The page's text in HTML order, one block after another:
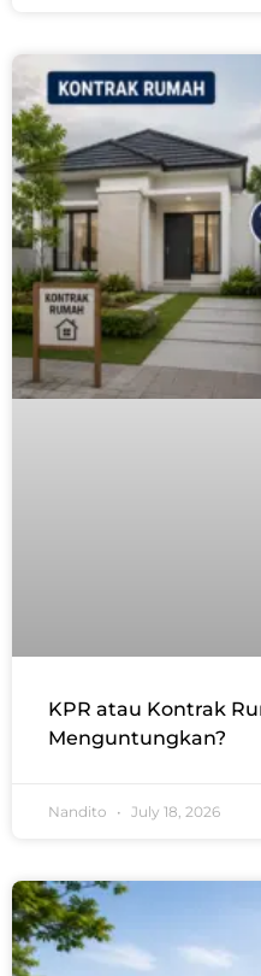
KPR atau Kontrak
Menguntungkan?
Nandito July 18, 2026